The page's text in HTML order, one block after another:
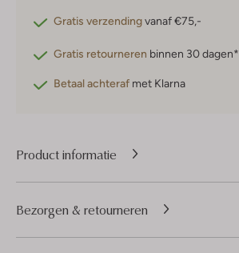
Gratis verzendingvanaf €75,-
Gratis retourneren binnen 30 dagen*
Betaal achteraf met Klarna
Product informatie
Bezorgen & retourneren